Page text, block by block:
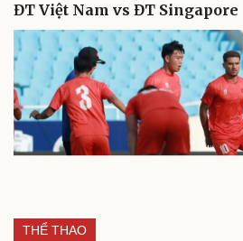
ĐT Việt Nam vs ĐT Singapore
THỂ THAO